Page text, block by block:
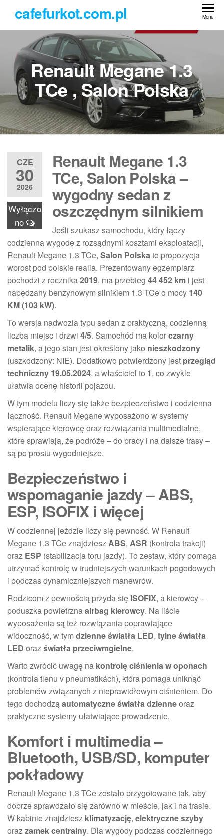
treści
cafefurkot.com.pl Menu
Renault Megane 1.3
TCe , Salon Polska
CZE
30
2026
Wyłączo
no
Renault Megane 1.3
TCe, Salon Polska –
wygodny sedan z
oszczędnym silnikiem
Jeśli szukasz samochodu, który łączy
codzienną wygodę z rozsądnymi kosztami eksploatacji,
Renault Megane 1.3 TCe, Salon Polskato propozycja
wprost pod polskie realia. Prezentowany egzemplarz
pochodzi z rocznika2019, ma przebieg 44 452 km i jest
napędzany benzynowym silnikiem 1.3 TCe o mocy 140
KM (103 kW).
To wersja nadwozia typu sedan z praktyczną, codzienną
liczbą miejsc i drzwi 4/5. Samochód ma kolorczarny
metalik, a jego stan jest określony jako nieszkodzony
(uszkodzony: NIE). Dodatkowo potwierdzony jest przegląd
techniczny 19.05.2024, a właściciel to 1, co zwykle
ułatwia ocenę historii pojazdu.
W tym modelu liczy się także bezpieczeństwo i codzienna
łączność. Renault Megane wyposażono w systemy
wspierające kierowcę oraz rozwiązania multimedialne,
które sprawiają, że podróże – do pracy i na dalsze trasy –
są po prostu wygodniejsze.
Bezpieczeństwo i
wspomaganie jazdy – ABS,
ESP, ISOFIX i więcej
W codziennej jeździe liczy się pewność. W Renault
Megane 1.3 TCe znajdzieszABS, ASR (kontrola trakcji)
oraz ESP (stabilizacja toru jazdy). To zestaw, który pomaga
utrzymać kontrolę w trudniejszych warunkach pogodowych
i podczas dynamiczniejszych manewrów.
Rodzicom z pewnością przyda się ISOFIX, a kierowcy –
poduszka powietrznaairbag kierowcy. Na liście
wyposażenia są też rozwiązania poprawiające
widoczność, w tym dzienne światła LED, tylne światła
LED orazświatła przeciwmgielne.
Warto zwrócić uwagę na kontrolę ciśnienia w oponach
(kontrola tlenu v pneumatikách), która pomaga uniknąć
problemów związanych z nieprawidłowym ciśnieniem. Do
tego dochodząautomatyczne światła dzienneoraz
praktyczne systemy ułatwiające prowadzenie.
Komfort i multimedia –
Bluetooth, USB/SD, komputer
pokładowy
Renault Megane 1.3 TCe zostało przygotowane tak, aby
dobrze sprawdzało się zarówno w mieście, jak i na trasie.
W kabinie znajdziesz klimatyzację, elektryczne szyby
orazzamek centralny. Dla wygody podczas codziennego